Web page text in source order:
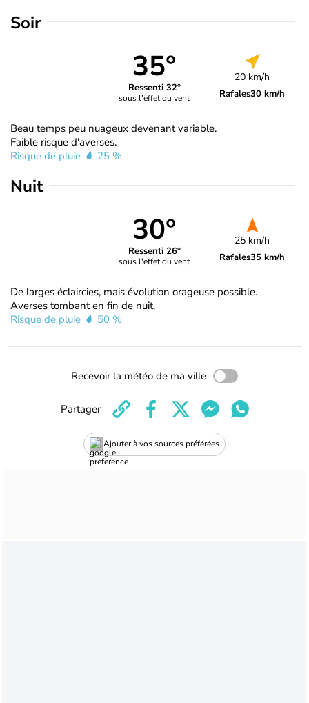
Soir
35°
Ressenti 32°
sous l'effet du vent
20 km/h
Rafales30 km/h
Beau temps peu nuageux devenant variable.
Faible risque d'averses.
Risque de pluie
25 %
Nuit
30°
Ressenti 26°
sous l'effet du vent
25 km/h
Rafales35 km/h
De larges éclaircies, mais évolution orageuse possible.
Averses tombant en fin de nuit.
Risque de pluie
50 %
Recevoir la météo de ma ville
Ajouter à vos sources préférées
Partager